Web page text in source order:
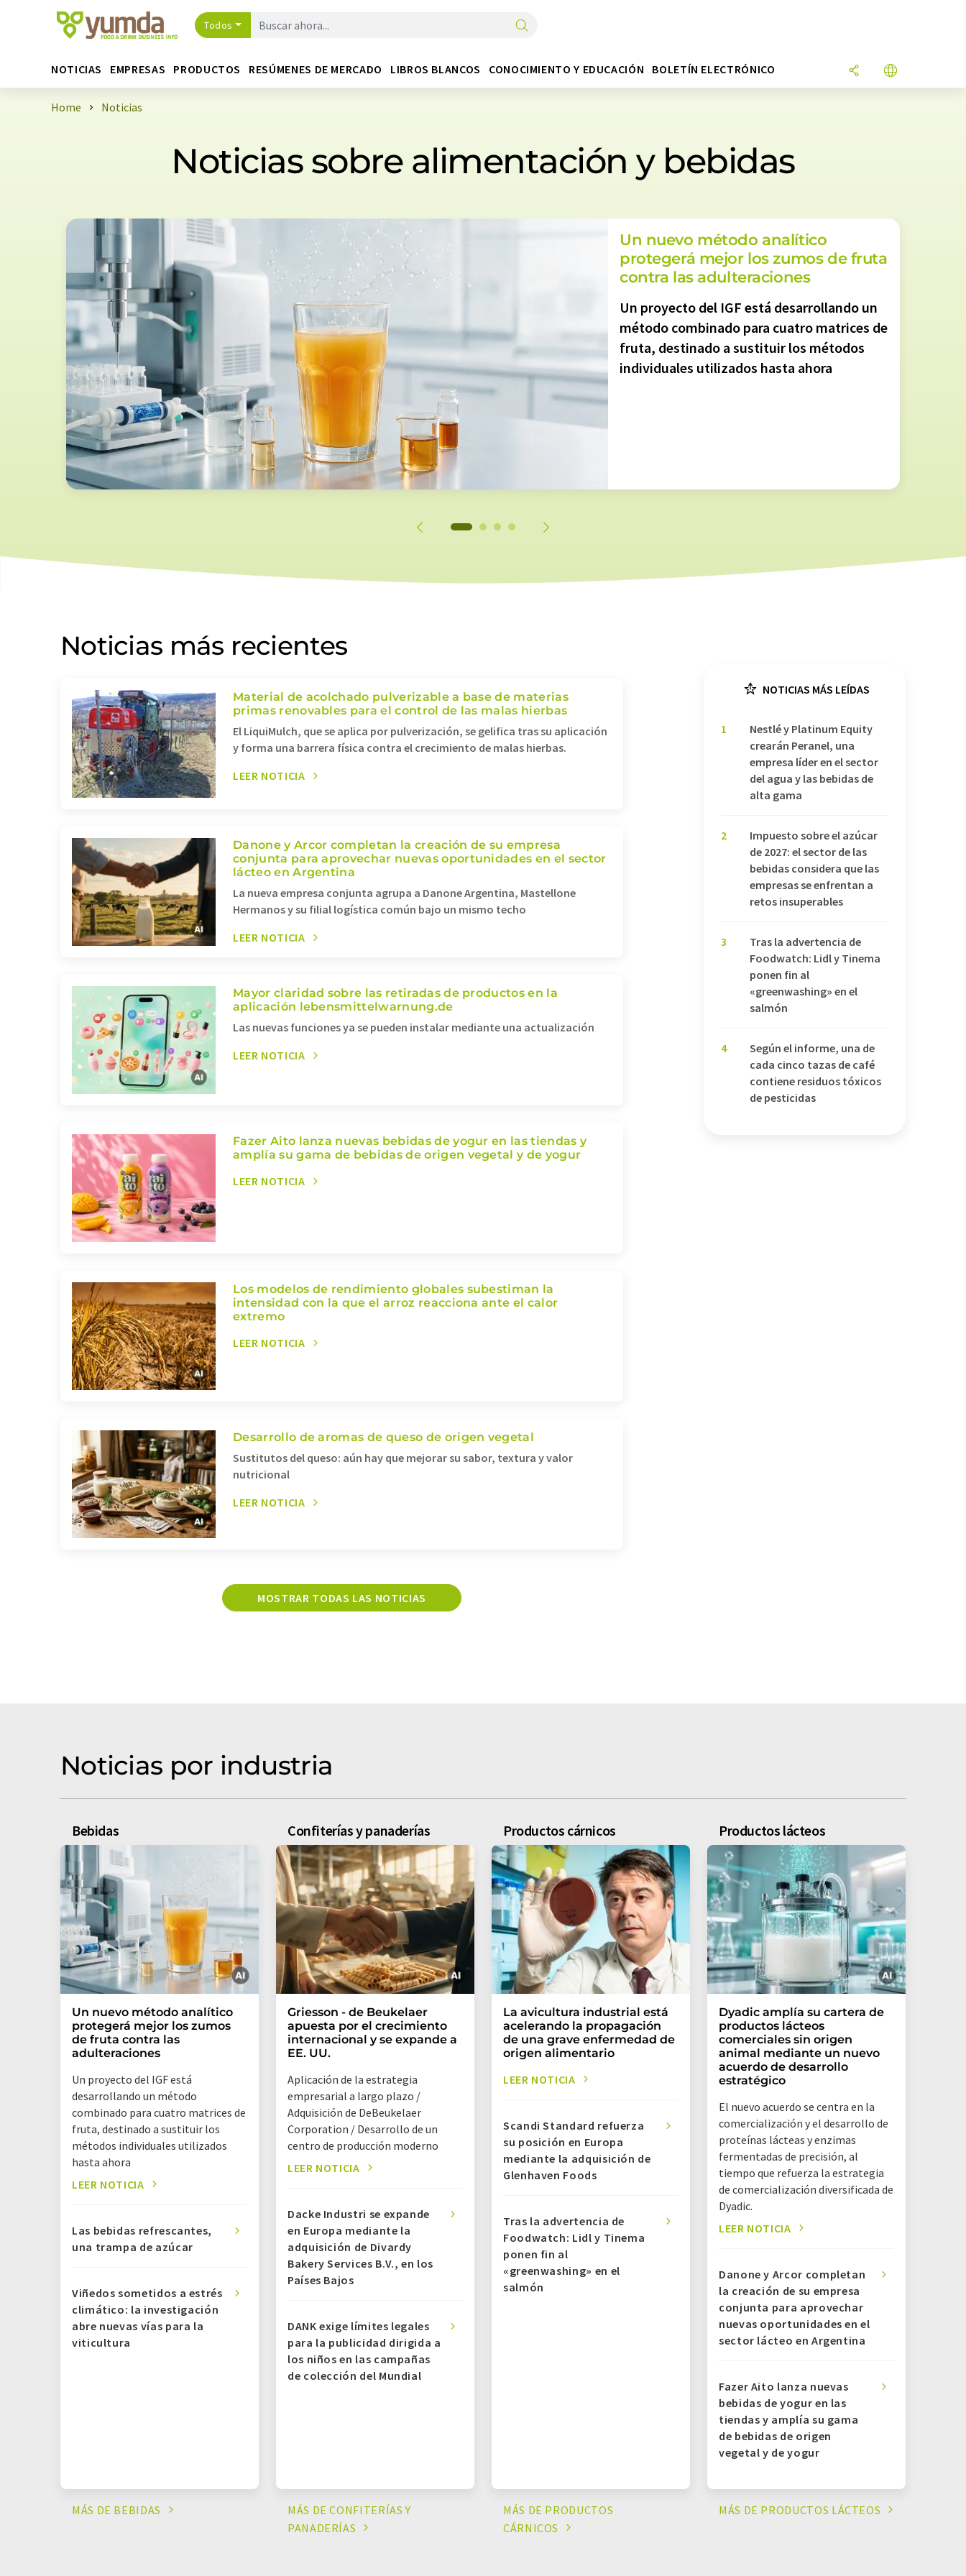
Todos
NOTICIAS EMPRESAS PRODUCTOS RESÚMENES DE MERCADO LIBROS BLANCOS CONOCIMIENTO Y EDUCACIÓN BOLETÍN ELECTRÓNICO
Home Noticias
Noticias sobre alimentación y bebidas
Un nuevo método analítico
protegerá mejor los zumos de fruta
contra las adulteraciones
Un proyecto del IGF está desarrollando un
método combinado para cuatro matrices de
fruta, destinado a sustituir los métodos
individuales utilizados hasta ahora
Noticias más recientes
Material de acolchado pulverizable a base de materias
primas renovables para el control de las malas hierbas
El LiquiMulch, que se aplica por pulverización, se gelifica tras su aplicación
y forma una barrera física contra el crecimiento de malas hierbas.
LEER NOTICIA
Danone y Arcor completan la creación de su empresa
conjunta para aprovechar nuevas oportunidades en el sector
lácteo en Argentina
La nueva empresa conjunta agrupa a Danone Argentina, Mastellone
Hermanos y su filial logística común bajo un mismo techo
LEER NOTICIA
Mayor claridad sobre las retiradas de productos en la
aplicación lebensmittelwarnung.de
Las nuevas funciones ya se pueden instalar mediante una actualización
LEER NOTICIA
Fazer Aito lanza nuevas bebidas de yogur en las tiendas y
amplía su gama de bebidas de origen vegetal y de yogur
LEER NOTICIA
Los modelos de rendimiento globales subestiman la
intensidad con la que el arroz reacciona ante el calor
extremo
LEER NOTICIA
Desarrollo de aromas de queso de origen vegetal
Sustitutos del queso: aún hay que mejorar su sabor, textura y valor
nutricional
LEER NOTICIA
MOSTRAR TODAS LAS NOTICIAS
NOTICIAS MÁS LEÍDAS
1
Nestlé y Platinum Equity
crearán Peranel, una
empresa líder en el sector
del agua y las bebidas de
alta gama
2
Impuesto sobre el azúcar
de 2027: el sector de las
bebidas considera que las
empresas se enfrentan a
retos insuperables
3
Tras la advertencia de
Foodwatch: Lidl y Tinema
ponen fin al
«greenwashing» en el
salmón
4
Según el informe, una de
cada cinco tazas de café
contiene residuos tóxicos
de pesticidas
Noticias por industria
Bebidas
Un nuevo método analítico
protegerá mejor los zumos
de fruta contra las
adulteraciones
Un proyecto del IGF está
desarrollando un método
combinado para cuatro matrices de
fruta, destinado a sustituir los
métodos individuales utilizados
hasta ahora
LEER NOTICIA
Las bebidas refrescantes,
una trampa de azúcar
Viñedos sometidos a estrés
climático: la investigación
abre nuevas vías para la
viticultura
MÁS DE BEBIDAS
Confiterías y panaderías
Griesson - de Beukelaer
apuesta por el crecimiento
internacional y se expande a
EE. UU.
Aplicación de la estrategia
empresarial a largo plazo /
Adquisición de DeBeukelaer
Corporation / Desarrollo de un
centro de producción moderno
LEER NOTICIA
Dacke Industri se expande
en Europa mediante la
adquisición de Divardy
Bakery Services B.V., en los
Países Bajos
DANK exige límites legales
para la publicidad dirigida a
los niños en las campañas
de colección del Mundial
MÁS DE CONFITERÍAS Y
PANADERÍAS
Productos cárnicos
La avicultura industrial está
acelerando la propagación
de una grave enfermedad de
origen alimentario
LEER NOTICIA
Scandi Standard refuerza
su posición en Europa
mediante la adquisición de
Glenhaven Foods
Tras la advertencia de
Foodwatch: Lidl y Tinema
ponen fin al
«greenwashing» en el
salmón
MÁS DE PRODUCTOS
CÁRNICOS
Productos lácteos
Dyadic amplía su cartera de
productos lácteos
comerciales sin origen
animal mediante un nuevo
acuerdo de desarrollo
estratégico
El nuevo acuerdo se centra en la
comercialización y el desarrollo de
proteínas lácteas y enzimas
fermentadas de precisión, al
tiempo que refuerza la estrategia
de comercialización diversificada de
Dyadic.
LEER NOTICIA
Danone y Arcor completan
la creación de su empresa
conjunta para aprovechar
nuevas oportunidades en el
sector lácteo en Argentina
Fazer Aito lanza nuevas
bebidas de yogur en las
tiendas y amplía su gama
de bebidas de origen
vegetal y de yogur
MÁS DE PRODUCTOS LÁCTEOS